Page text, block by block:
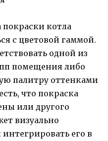
покраски котла
с цветовой гаммой.
одной из
помещения либо
палитру оттенками
что покраска
или другого
визуально
его в